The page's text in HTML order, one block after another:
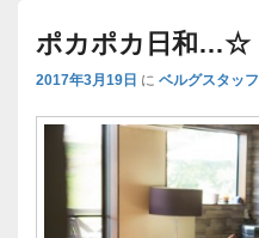
ポカポカ日和…☆
2017年3月19日 に ベルグスタッフ